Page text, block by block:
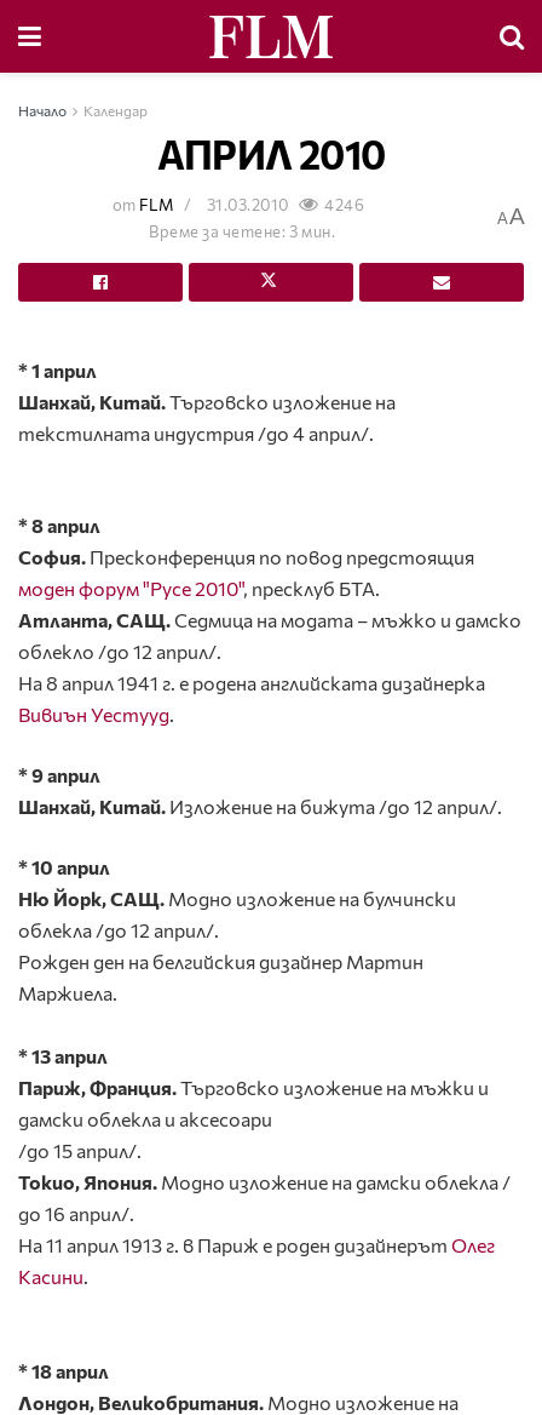
Начало Календар
АПРИЛ 2010
от FLM 31.03.2010
4246
Време за четене: 3 мин.
AA
* 1 април
Шанхай, Китай.Търговско изложение на
текстилната индустрия /до 4 април/.
* 8 април
София. Пресконференция по повод предстоящия
моден форум "Русе 2010", пресклуб БТА.
Атланта, САЩ.Седмица на модата – мъжко и дамско
облекло /до 12 април/.
На 8 април 1941 г. е родена английската дизайнерка
Вивиън Уестууд
* 9 април
Шанхай, Китай. Изложение на бижута /до 12 април/.
* 10 април
Ню Йорк, САЩ. Модно изложение на булчински
облекла /до 12 април/.
Рожден ден на белгийския дизайнер Мартин
Маржиела.
* 13 април
Париж, Франция.Търговско изложение на мъжки и
дамски облекла и аксесоари
/до 15 април/.
Токио, Япония. Модно изложение на дамски облекла /
до 16 април/.
На 11 април 1913 г. в Париж е роден дизайнерът Олег
Касини
* 18 април
Лондон, Великобритания. Модно изложение на